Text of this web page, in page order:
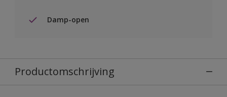
Damp-open
Productomschrijving